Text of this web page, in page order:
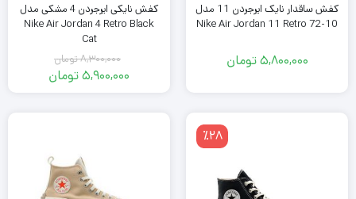
کفش ساقدار نایک ایرجردن 11 مدل
Nike Air Jordan 11 Retro 72-10
5,800,000تومان
کفش نایکی ایرجردن 4 مشکی مدل
Nike Air Jordan 4 Retro Black
Cat
8,300,000تومان
قیمت5,900,000تومان
است.
٪28